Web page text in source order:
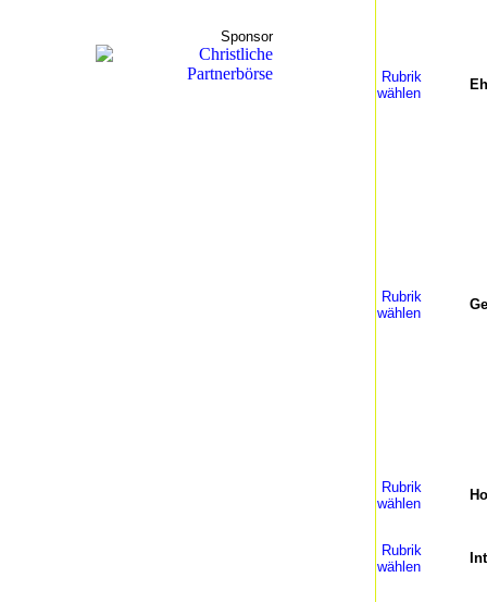
Sponsor
Rubrik
wählen
Rubrik
wählen
Rubrik
wählen
Rubrik
wählen